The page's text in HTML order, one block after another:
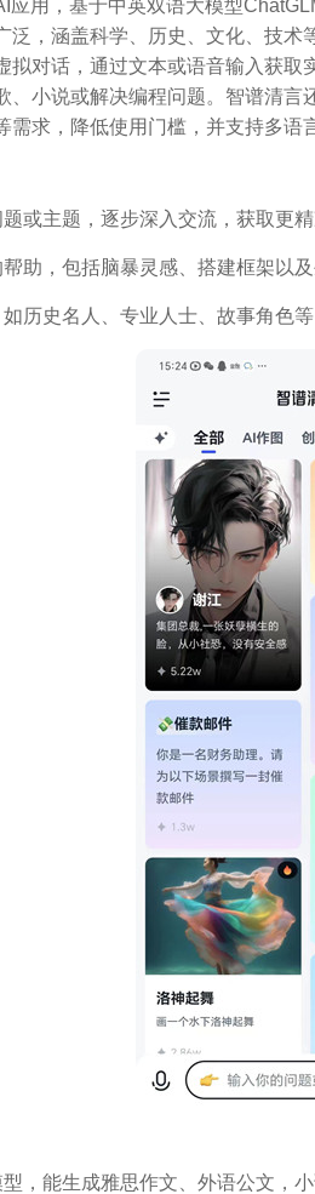
应用，基于中英双语大模型
泛，涵盖科学、历史、文化、技
拟对话，通过文本或语音输入获取
、小说或解决编程问题。智谱清言
需求，降低使用门槛，并支持多语
或主题，逐步深入交流，获取更精
助，包括脑暴灵感、搭建框架以及
历史名人、专业人士、故事角色等
，能生成雅思作文、外语公文，